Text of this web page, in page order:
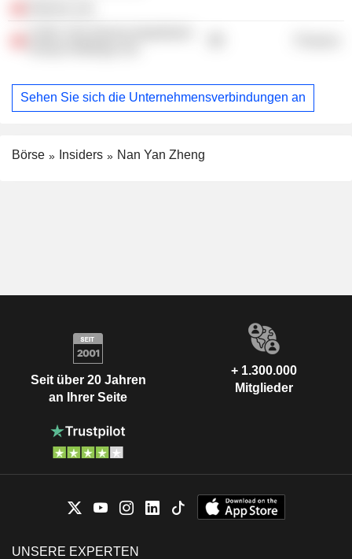
Sehen Sie sich die Unternehmensverbindungen an
Börse Insiders Nan Yan Zheng
Seit über 20 Jahren
an Ihrer Seite
+ 1.300.000
Mitglieder
UNSERE EXPERTEN